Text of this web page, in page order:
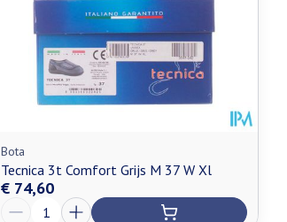
Bota
Tecnica 3t Comfort Grijs M 37 W Xl
€ 74,60
Aantal